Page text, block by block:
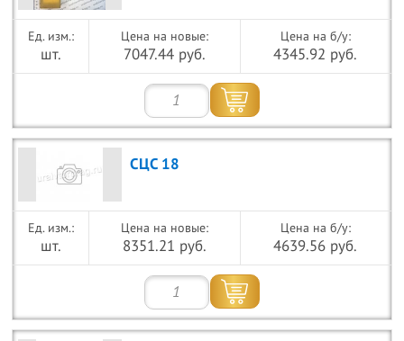
шт.
Цена на новые:
7047.44 руб.
Цена на б/у:
4345.92 руб.
СЦС 18
шт.
Цена на новые:
8351.21 руб.
Цена на б/у:
4639.56 руб.